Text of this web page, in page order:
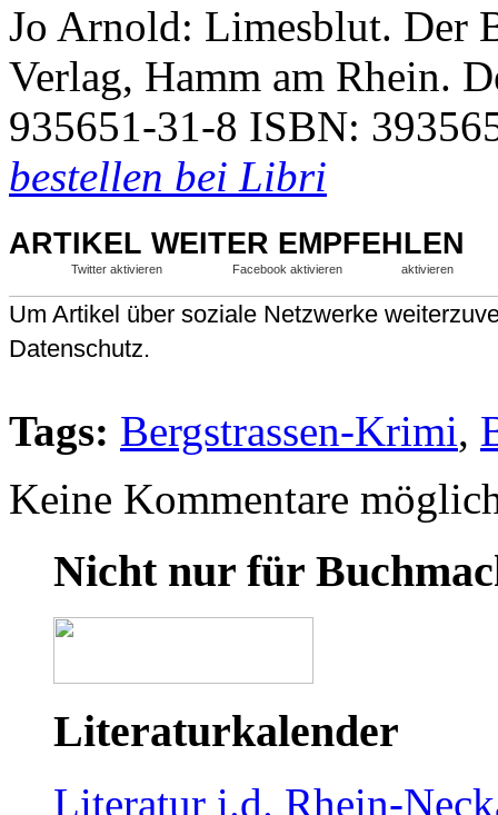
Jo Arnold: Limesblut. Der
Verlag, Hamm am Rhein.
935651-31-8 ISBN:
bestellen bei Libri
ARTIKEL WEITER EMPFEHLEN
Twitter aktivieren Facebook aktivieren aktivieren
Um Artikel über soziale Netzwerke
Datenschutz.
Tags: Bergstrassen-Krimi,
Keine Kommentare
Nicht nur für
Literaturkalender
Literatur i.d. Rhein-